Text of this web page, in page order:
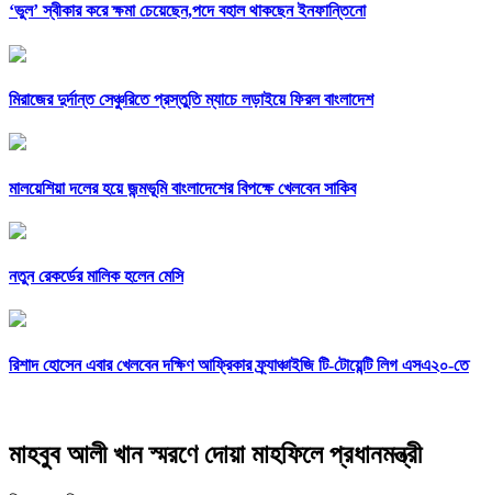
‘ভুল’ স্বীকার করে ক্ষমা চেয়েছেন,পদে বহাল থাকছেন ইনফান্তিনো
মিরাজের দুর্দান্ত সেঞ্চুরিতে প্রস্তুতি ম্যাচে লড়াইয়ে ফিরল বাংলাদেশ
মালয়েশিয়া দলের হয়ে জন্মভূমি বাংলাদেশের বিপক্ষে খেলবেন সাকিব
নতুন রেকর্ডের মালিক হলেন মেসি
রিশাদ হোসেন এবার খেলবেন দক্ষিণ আফ্রিকার ফ্র্যাঞ্চাইজি টি-টোয়েন্টি লিগ এসএ২০-তে
মাহবুব আলী খান স্মরণে দোয়া মাহফিলে প্রধানমন্ত্রী